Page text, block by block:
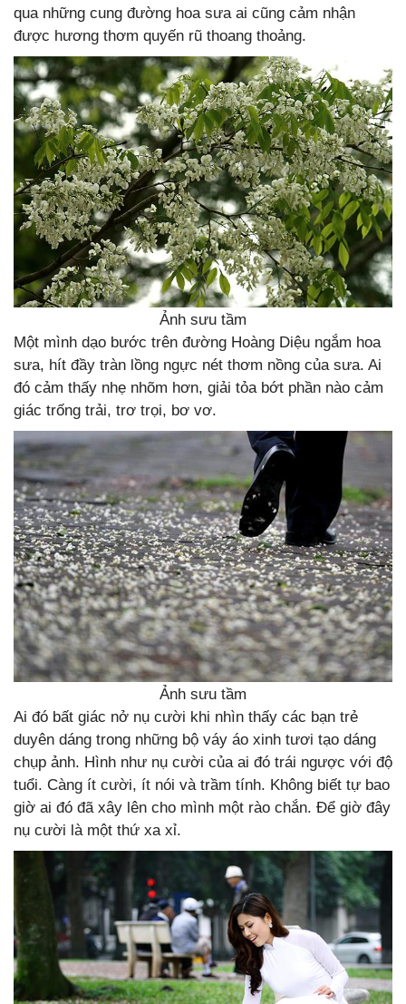
qua những cung đường hoa sưa ai cũng cảm nhận
được hương thơm quyến rũ thoang thoảng.
Ảnh sưu tầm
Một mình dạo bước trên đường Hoàng Diệu ngắm hoa
sưa, hít đầy tràn lồng ngực nét thơm nồng của sưa. Ai
đó cảm thấy nhẹ nhõm hơn, giải tỏa bớt phần nào cảm
giác trống trải, trơ trọi, bơ vơ.
Ảnh sưu tầm
Ai đó bất giác nở nụ cười khi nhìn thấy các bạn trẻ
duyên dáng trong những bộ váy áo xinh tươi tạo dáng
chụp ảnh. Hình như nụ cười của ai đó trái ngược với độ
tuổi. Càng ít cười, ít nói và trầm tính. Không biết tự bao
giờ ai đó đã xây lên cho mình một rào chắn. Để giờ đây
nụ cười là một thứ xa xỉ.